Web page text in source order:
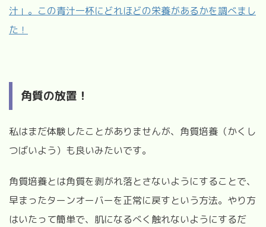
汁」。この青汁一杯にどれほどの栄養があるかを調べまし
た！
角質の放置！
私はまだ体験したことがありませんが、角質培養（かくし
つばいよう）も良いみたいです。
角質培養とは角質を剥がれ落とさないようにすることで、
早まったターンオーバーを正常に戻すという方法。やり方
はいたって簡単で、肌になるべく触れないようにするだ